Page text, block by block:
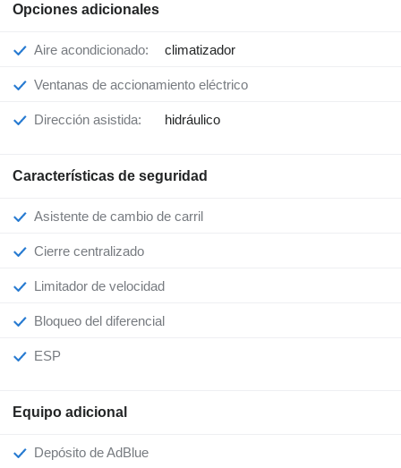
Opciones adicionales
Aire acondicionado: climatizador
Ventanas de accionamiento eléctrico
Dirección asistida: hidráulico
Características de seguridad
Asistente de cambio de carril
Cierre centralizado
Limitador de velocidad
Bloqueo del diferencial
ESP
Equipo adicional
Depósito de AdBlue